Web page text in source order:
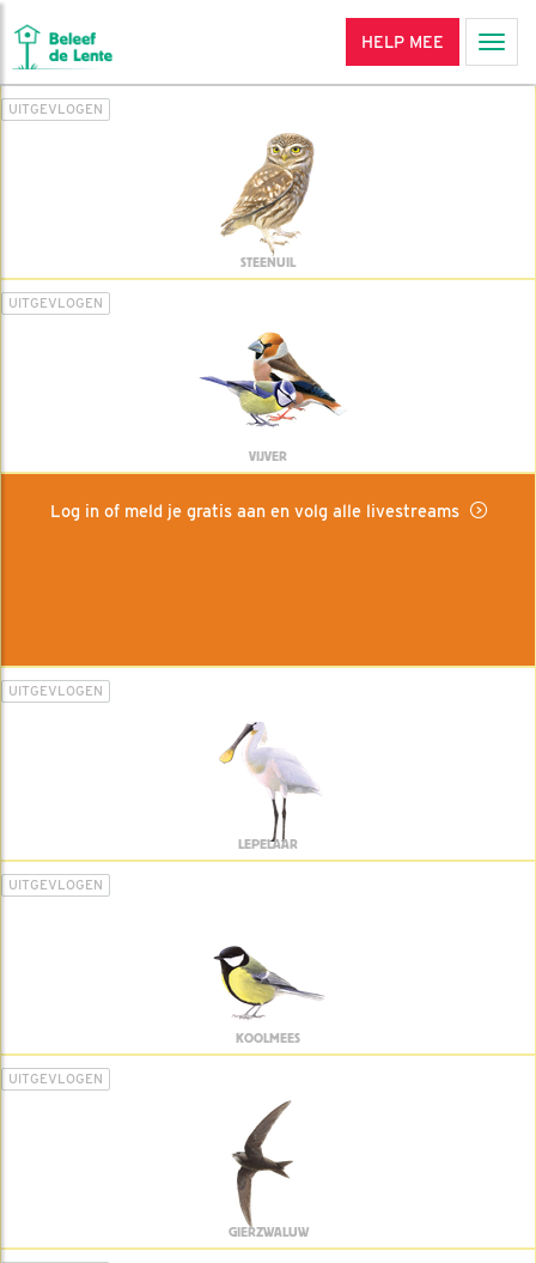
HELP MEE
UITGEVLOGEN
STEENUIL
UITGEVLOGEN
VIJVER
Log in of meld je gratis aan en volg alle livestreams
UITGEVLOGEN
LEPELAAR
UITGEVLOGEN
KOOLMEES
UITGEVLOGEN
GIERZWALUW